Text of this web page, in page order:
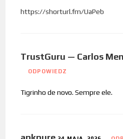
https://shorturl.fm/UaPeb
TrustGuru — Carlos
ODPOWIEDZ
Tigrinho de novo. Sempre ele.